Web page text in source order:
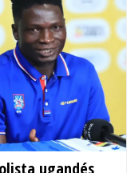
ugandés